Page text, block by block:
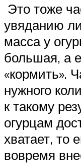
Это тоже
увяданию
масса у
большая, а
«кормить».
нужного
к такому
огурцам
хватает, то
вовремя